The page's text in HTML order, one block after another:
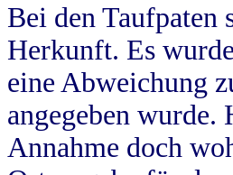
Bei den Taufpaten
Herkunft. Es
eine Abweichung
angegeben wurde.
Annahme doch